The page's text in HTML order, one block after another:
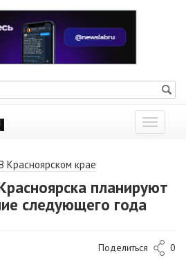
Показать
меню
Красноярском крае
планируют
следующего года
Поделиться 0